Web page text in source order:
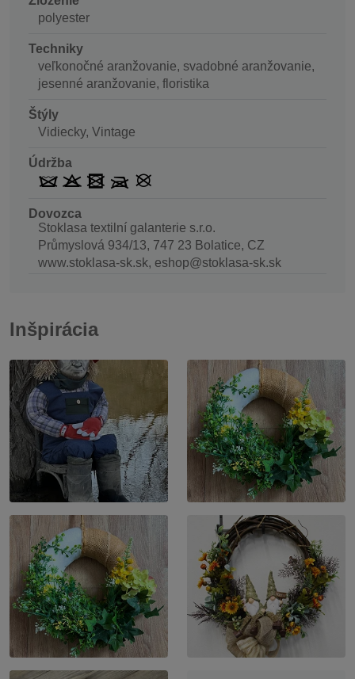
polyester
Techniky
veľkonočné aranžovanie, svadobné aranžovanie,
jesenné aranžovanie, floristika
Štýly
Vidiecky, Vintage
Údržba
Dovozca
Stoklasa textilní galanterie s.r.o.
Průmyslová 934/13, 747 23 Bolatice, CZ
www.stoklasa-sk.sk, eshop@stoklasa-sk.sk
Inšpirácia